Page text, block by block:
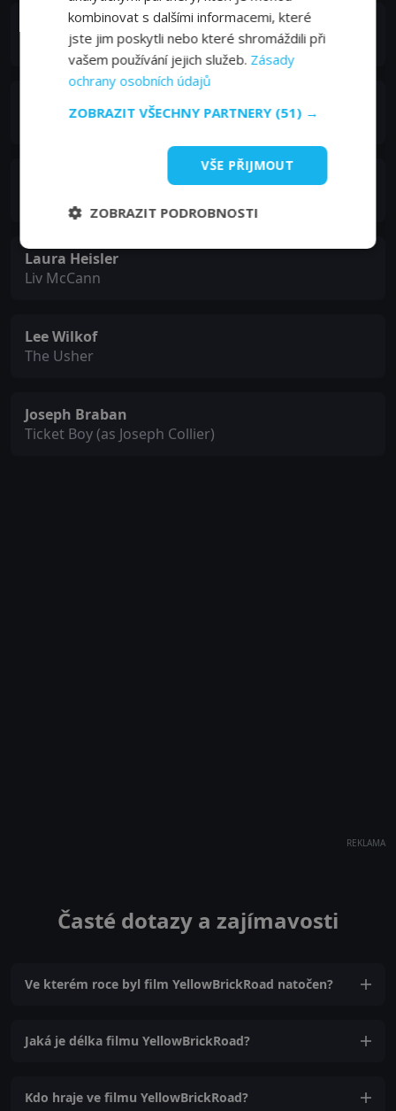
Clark Freeman
Daryl Luger
Jill Bateman
Laura Heisler
Liv McCann
Lee Wilkof
The Usher
Joseph Braban
Ticket Boy (as Joseph Collier)
REKLAMA
Časté dotazy a zajímavosti
Ve kterém roce byl film YellowBrickRoad natočen?
Jaká je délka filmu YellowBrickRoad?
Kdo hraje ve filmu YellowBrickRoad?
kombinovat s dalšími informacemi, které
jste jim poskytli nebo které shromáždili při
vašem používání jejich služeb. Zásady
ochrany osobních údajů
ZOBRAZIT VŠECHNY PARTNERY (51) →
VŠE PŘIJMOUT
ZOBRAZIT PODROBNOSTI